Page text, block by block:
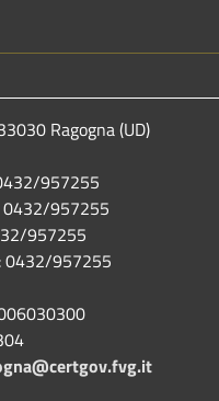
Ragogna (UD)
957255
0432/957255
957255
0432/957255